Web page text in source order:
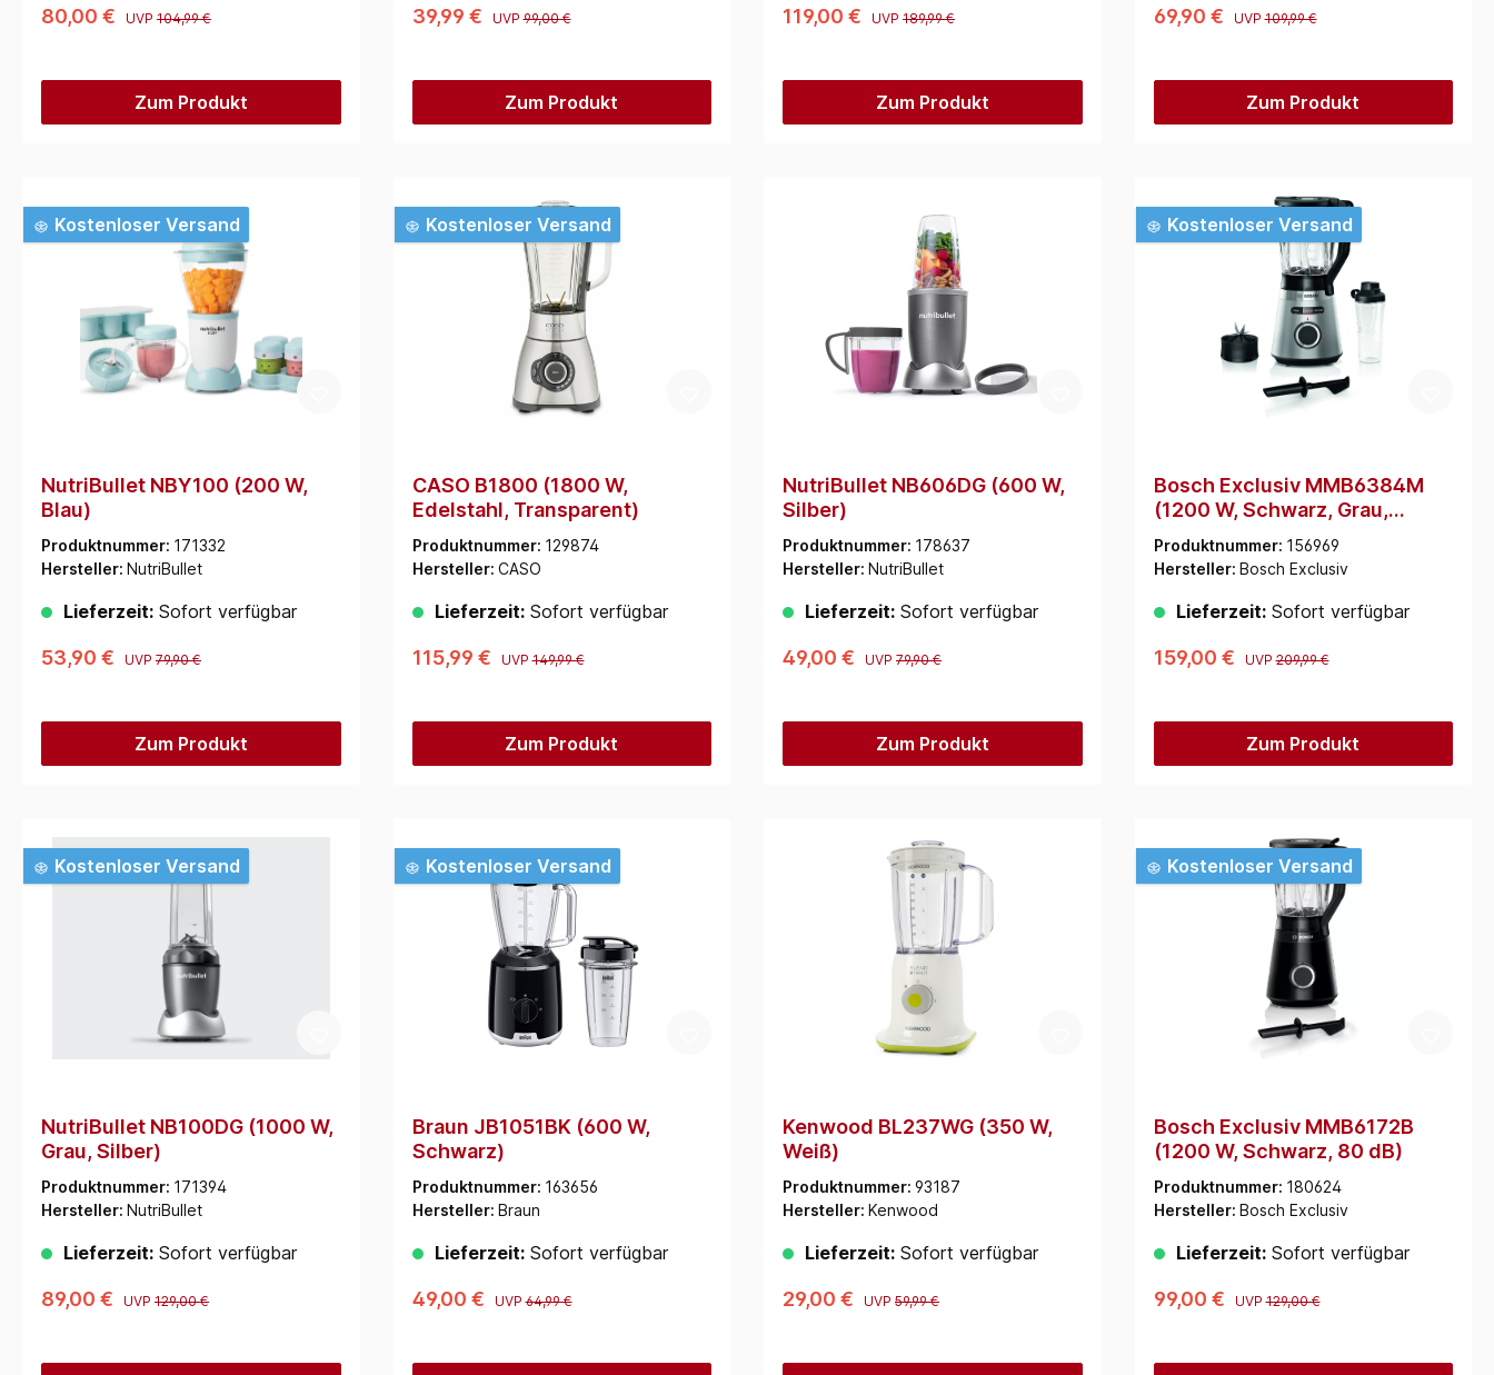
80,00 € UVP 104,99 €
Zum Produkt
39,99 € UVP99,00 €
Zum Produkt
119,00 € UVP 189,99 €
Zum Produkt
69,90 € UVP109,99 €
Zum Produkt
Kostenloser Versand
NutriBullet NBY100 (200 W,
Blau)
Produktnummer: 171332
Hersteller: NutriBullet
Lieferzeit: Sofort verfügbar
53,90 € UVP 79,90 €
Zum Produkt
Kostenloser Versand
CASO B1800 (1800 W,
Edelstahl, Transparent)
Produktnummer: 129874
Hersteller: CASO
Lieferzeit:Sofort verfügbar
115,99 € UVP149,99 €
Zum Produkt
NutriBullet NB606DG (600 W,
Silber)
Produktnummer: 178637
Hersteller: NutriBullet
Lieferzeit: Sofort verfügbar
49,00 € UVP 79,90 €
Zum Produkt
Kostenloser Versand
Bosch Exclusiv MMB6384M
(1200 W, Schwarz, Grau,
Transparent)
Produktnummer: 156969
Hersteller: Bosch Exclusiv
Lieferzeit:Sofort verfügbar
159,00 € UVP209,99 €
Zum Produkt
Kostenloser Versand
NutriBullet NB100DG (1000 W,
Grau, Silber)
Produktnummer: 171394
Hersteller: NutriBullet
Lieferzeit: Sofort verfügbar
89,00 € UVP 129,00 €
Kostenloser Versand
Braun JB1051BK (600 W,
Schwarz)
Produktnummer: 163656
Hersteller: Braun
Lieferzeit:Sofort verfügbar
49,00 € UVP64,99 €
Kenwood BL237WG (350 W,
Weiß)
Produktnummer: 93187
Hersteller: Kenwood
Lieferzeit: Sofort verfügbar
29,00 € UVP 59,99 €
Kostenloser Versand
Bosch Exclusiv MMB6172B
(1200 W, Schwarz, 80 dB)
Produktnummer: 180624
Hersteller: Bosch Exclusiv
Lieferzeit:Sofort verfügbar
99,00 € UVP129,00 €